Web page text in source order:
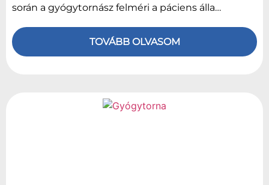
során a gyógytornász felméri a páciens álla…
TOVÁBB OLVASOM